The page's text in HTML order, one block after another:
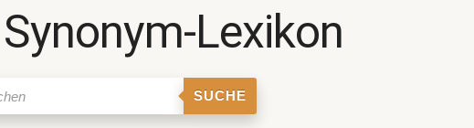
Lexikon
SUCHE